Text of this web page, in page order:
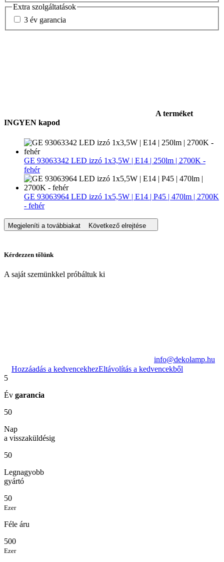
Extra szolgáltatások
3 év garancia
A terméket
INGYEN kapod
GE 93063342 LED izzó 1x3,5W | E14 | 250lm | 2700K -
fehér
GE 93063964 LED izzó 1x5,5W | E14 | P45 | 470lm | 2700K
- fehér
Megjeleníti a továbbiakat Következő elrejtése
Kérdezzen tőlünk
A saját szemünkkel próbáltuk ki
info@dekolamp.hu
Hozzáadás a kedvencekhezEltávolítás a kedvencekből
5
Év garancia
50
Nap
a visszaküldésig
50
Legnagyobb
gyártó
50
Ezer
Féle áru
500
Ezer